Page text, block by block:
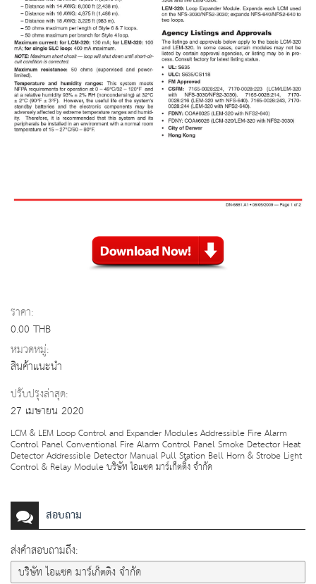
ราคา:
0.00 THB
หมวดหมู่:
สินค้าแนะนำ
ปรับปรุงล่าสุด:
27 เมษายน 2020
LCM & LEM Loop Control and Expander Modules Addressible Fire Alarm
Control Panel Conventional Fire Alarm Control Panel Smoke Detector Heat
Detector Addressible Detector Manual Pull Station Bell Horn & Strobe Light
Control & Relay Module บริษัท ไอแซค มาร์เก็ตติ้ง จำกัด
สอบถาม
ส่งคำสอบถามถึง: